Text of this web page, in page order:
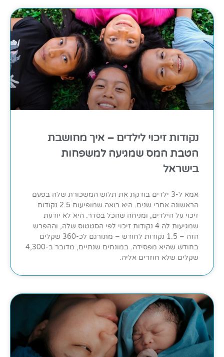
נקודות זיכוי לילדים – איך מחושבת
הטבת המס שמגיעה למשפחות
בישראל
אמא ל-3 ילדים בודקת את תלוש המשכורת שלה בפעם
הראשונה אחרי שנים. היא רואה שמופיעות 2.5 נקודות
זיכוי על הילדים, ומניחה שהכל בסדר. היא לא יודעת
שמגיעות לה 4 נקודות זיכוי לפי הסטטוס שלה, וההפרש
הזה – 1.5 נקודות לחודש – מתורגם לכ-360 שקלים
בחודש שהיא מפסידה. במונחים שנתיים, מדובר ב-4,300
שקלים שלא חוזרים אליה.